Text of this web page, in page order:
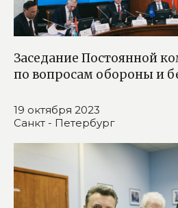
Заседание Постоянной
по вопросам обороны и
19 октября 2023
Санкт - Петербург